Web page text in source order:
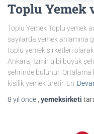
Toplu Yemek
Toplu Yemek Toplu yemek
sayılarda yemek anlamına
toplu yemek şirketleri
Ankara, İzmir gibi büyük
şehrinde bulunur.
kişilik yemek üretir. En
8 yıl önce , yemeksirketi